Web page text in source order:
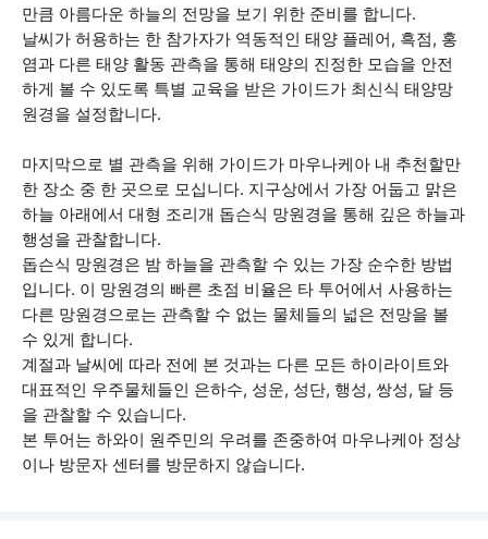
만큼 아름다운 하늘의 전망을 보기 위한 준비를 합니다.
날씨가 허용하는 한 참가자가 역동적인 태양 플레어, 흑점, 홍
염과 다른 태양 활동 관측을 통해 태양의 진정한 모습을 안전
하게 볼 수 있도록 특별 교육을 받은 가이드가 최신식 태양망
원경을 설정합니다.
마지막으로 별 관측을 위해 가이드가 마우나케아 내 추천할만
한 장소 중 한 곳으로 모십니다. 지구상에서 가장 어둡고 맑은
하늘 아래에서 대형 조리개 돕슨식 망원경을 통해 깊은 하늘과
행성을 관찰합니다.
돕슨식 망원경은 밤 하늘을 관측할 수 있는 가장 순수한 방법
입니다. 이 망원경의 빠른 초점 비율은 타 투어에서 사용하는
다른 망원경으로는 관측할 수 없는 물체들의 넓은 전망을 볼
수 있게 합니다.
계절과 날씨에 따라 전에 본 것과는 다른 모든 하이라이트와
대표적인 우주물체들인 은하수, 성운, 성단, 행성, 쌍성, 달 등
을 관찰할 수 있습니다.
본 투어는 하와이 원주민의 우려를 존중하여 마우나케아 정상
이나 방문자 센터를 방문하지 않습니다.